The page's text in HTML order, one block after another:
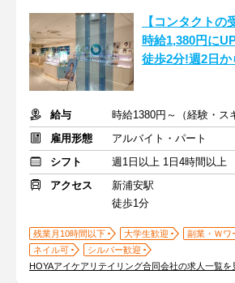
【コンタクトの
時給1,380円に
徒歩2分!週2日か
給与
雇用形態
アルバイト・パート
シフト
週1日以上 1日4時間以上
アクセス
新浦安駅
徒歩1分
残業月10時間以下 大学生歓迎
副業・Ｗワ
ネイル可
シルバー歓迎
HOYAアイケアリテイリング合同会社の求人一覧を